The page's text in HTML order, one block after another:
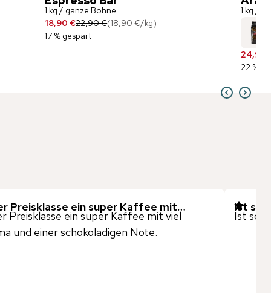
1 kg / ganze Bohne
18,90 €22,90 €(18,90 €/kg)
17 % gespart
1 kg /
24,90
22 %
Preisklasse ein super Kaffee mit…
Preisklasse ein super Kaffee mit viel
und einer schokoladigen Note.
Ist
Ist